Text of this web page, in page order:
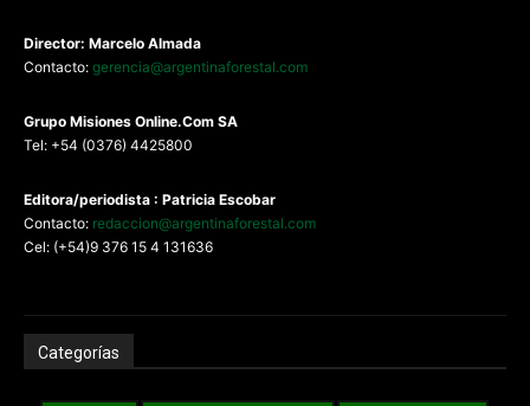
Director: Marcelo Almada
Contacto: gerencia@argentinaforestal.com
Grupo Misiones Online.Com SA
Tel: +54 (0376) 4425800
Editora/periodista : Patricia Escobar
Contacto: redaccion@argentinaforestal.com
Cel: (+54)9 376 15 4 131636
Categorías